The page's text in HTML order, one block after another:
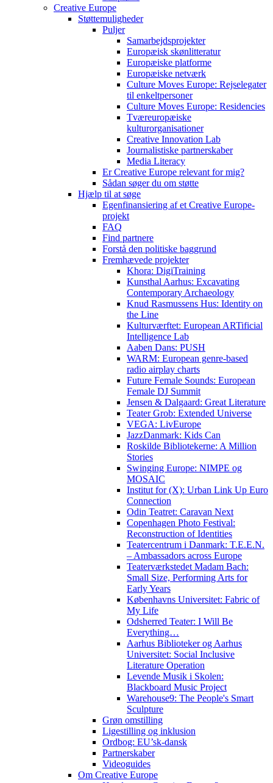
Creative Europe
Støttemuligheder
Puljer
Samarbejdsprojekter
Europæisk skønlitteratur
Europæiske platforme
Europæiske netværk
Culture Moves Europe: Rejselegater
til enkeltpersoner
Culture Moves Europe: Residencies
Tværeuropæiske
kulturorganisationer
Creative Innovation Lab
Journalistiske partnerskaber
Media Literacy
Er Creative Europe relevant for mig?
Sådan søger du om støtte
Hjælp til at søge
Egenfinansiering af et Creative Europe-
projekt
FAQ
Find partnere
Forstå den politiske baggrund
Fremhævede projekter
Khora: DigiTraining
Kunsthal Aarhus: Excavating
Contemporary Archaeology
Knud Rasmussens Hus: Identity on
the Line
Kulturværftet: European ARTificial
Intelligence Lab
Aaben Dans: PUSH
WARM: European genre-based
radio airplay charts
Future Female Sounds: European
Female DJ Summit
Jensen & Dalgaard: Great Literature
Teater Grob: Extended Universe
VEGA: LivEurope
JazzDanmark: Kids Can
Roskilde Bibliotekerne: A Million
Stories
Swinging Europe: NIMPE og
MOSAIC
Institut for (X): Urban Link Up Euro
Connection
Odin Teatret: Caravan Next
Copenhagen Photo Festival:
Reconstruction of Identities
Teatercentrum i Danmark: T.E.E.N.
– Ambassadors across Europe
Teaterværkstedet Madam Bach:
Small Size, Performing Arts for
Early Years
Københavns Universitet: Fabric of
My Life
Odsherred Teater: I Will Be
Everything…
Aarhus Biblioteker og Aarhus
Universitet: Social Inclusive
Literature Operation
Levende Musik i Skolen:
Blackboard Music Project
Warehouse9: The People's Smart
Sculpture
Grøn omstilling
Ligestilling og inklusion
Ordbog: EU’sk-dansk
Partnerskaber
Videoguides
Om Creative Europe